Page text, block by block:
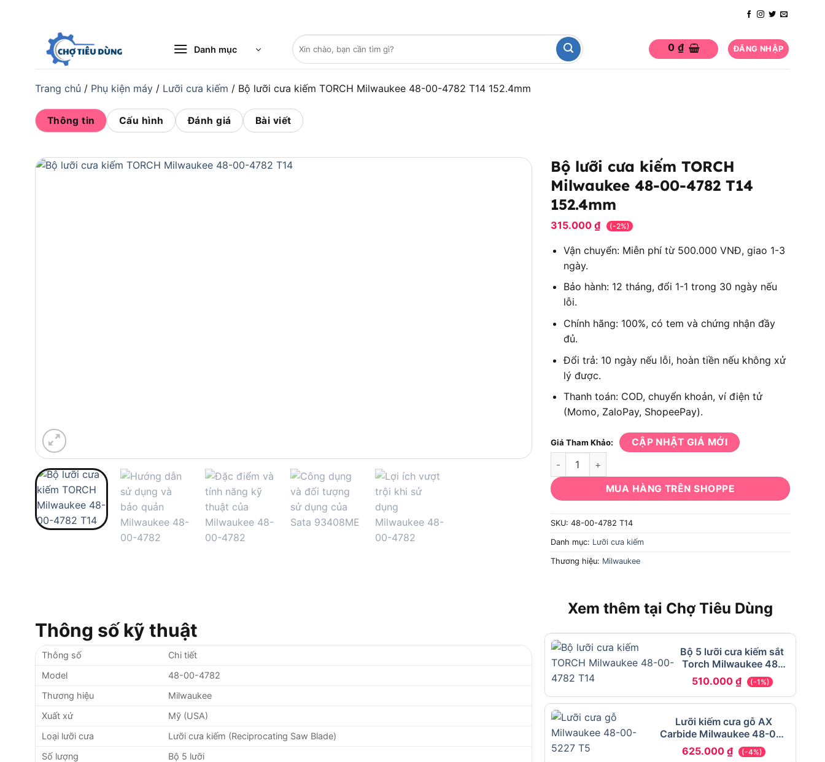
Danh mục
Tìm
kiếm:
0 ₫ ĐĂNG NHẬP
Trang chủ / Phụ kiện máy / Lưỡi cưa kiếm / Bộ lưỡi cưa kiếm TORCH Milwaukee 48-00-4782 T14 152.4mm
Thông tin Cấu hình Đánh giá Bài viết
Bộ lưỡi cưa kiếm TORCH
Milwaukee 48-00-4782 T14
152.4mm
315.000 ₫ (-2%)
Vận chuyển: Miễn phí từ 500.000 VNĐ, giao 1-3
ngày.
Bảo hành: 12 tháng, đổi 1-1 trong 30 ngày nếu
lỗi.
Chính hãng: 100%, có tem và chứng nhận đầy
đủ.
Đổi trả: 10 ngày nếu lỗi, hoàn tiền nếu không xử
lý được.
Thanh toán: COD, chuyển khoản, ví điện tử
(Momo, ZaloPay, ShopeePay).
Giá Tham Khảo: CẬP NHẬT GIÁ MỚI
Bộ lưỡi cưa kiếm TORCH Milwaukee 48-00-4782 T14 152.4mm
MUA HÀNG TRÊN SHOPPE
SKU: 48-00-4782 T14
Danh mục: Lưỡi cưa kiếm
Thương hiệu: Milwaukee
Thông số kỹ thuật
Thông số
Chi tiết
Model
48-00-4782
Thương hiệu
Milwaukee
Xuất xứ
Mỹ (USA)
Loại lưỡi cưa
Lưỡi cưa kiếm (Reciprocating Saw Blade)
Số lượng
Bộ 5 lưỡi
Xem thêm tại Chợ Tiêu Dùng
Bộ 5 lưỡi cưa kiếm sắt
Torch Milwaukee 48-
00-4787 T14 228.6mm
510.000 ₫ (-1%)
Lưỡi kiếm cưa gỗ AX
Carbide Milwaukee 48-00-
5227 T5 300.48mm
625.000 ₫ (-4%)